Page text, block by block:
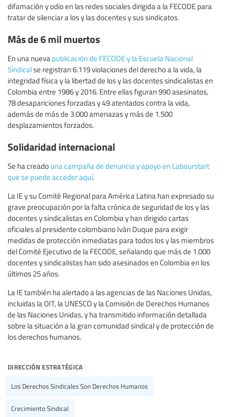
difamación y odio en las redes sociales dirigida a la FECODE para
tratar de silenciar a los y las docentes y sus sindicatos.
Más de 6 mil muertos
En una nueva publicación de FECODE y la Escuela Nacional
Sindicalse registran 6.119 violaciones del derecho a la vida, la
integridad física y la libertad de los y las docentes sindicalistas en
Colombia entre 1986 y 2016. Entre ellas figuran 990 asesinatos,
78 desapariciones forzadas y 49 atentados contra la vida,
además de más de 3.000 amenazas y más de 1.500
desplazamientos forzados.
Solidaridad internacional
Se ha creado una campaña de denuncia y apoyo en Labourstart
que se puede acceder aquí.
La IE y su Comité Regional para América Latina han expresado su
grave preocupación por la falta crónica de seguridad de los y las
docentes y sindicalistas en Colombia y han dirigido cartas
oficiales al presidente colombiano Iván Duque para exigir
medidas de protección inmediatas para todos los y las miembros
del Comité Ejecutivo de la FECODE, señalando que más de 1.000
docentes y sindicalistas han sido asesinados en Colombia en los
últimos 25 años.
La IE también ha alertado a las agencias de las Naciones Unidas,
incluidas la OIT, la UNESCO y la Comisión de Derechos Humanos
de las Naciones Unidas, y ha transmitido información detallada
sobre la situación a la gran comunidad sindical y de protección de
los derechos humanos.
dirección estratégica
Los Derechos Sindicales Son Derechos Humanos
Crecimiento Sindical